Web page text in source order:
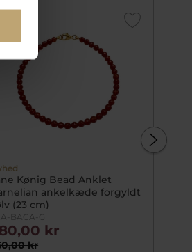
Kønig Bead Anklet
ankelkæde forgyldt
(23 cm)
BACA-G
kr
kr